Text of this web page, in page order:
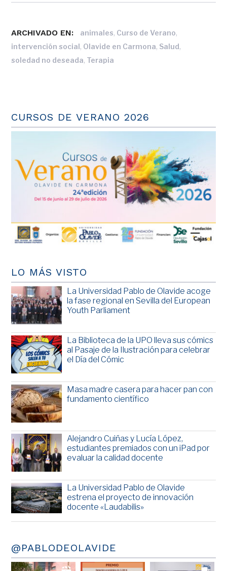
ARCHIVADO EN: animales, Curso de Verano,
intervención social, Olavide en Carmona, Salud,
soledad no deseada, Terapia
CURSOS DE VERANO 2026
LO MÁS VISTO
La Universidad Pablo de Olavide acoge
la fase regional en Sevilla del European
Youth Parliament
La Biblioteca de la UPO lleva sus cómics
al Pasaje de la Ilustración para celebrar
el Día del Cómic
Masa madre casera para hacer pan con
fundamento científico
Alejandro Cuiñas y Lucía López,
estudiantes premiados con un iPad por
evaluar la calidad docente
La Universidad Pablo de Olavide
estrena el proyecto de innovación
docente «Laudabilis»
@PABLODEOLAVIDE